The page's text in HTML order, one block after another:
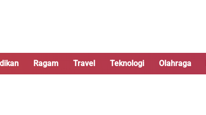
Ragam Travel Teknologi Olahraga